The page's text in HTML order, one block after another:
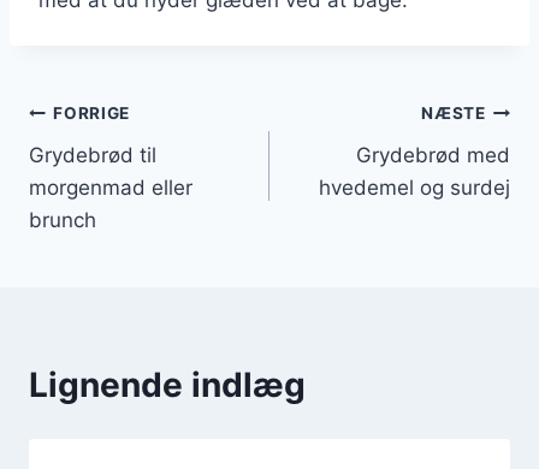
Indlægsnavigation
FORRIGE
Grydebrød til
morgenmad eller
brunch
NÆSTE
Grydebrød med
hvedemel og surdej
Lignende indlæg